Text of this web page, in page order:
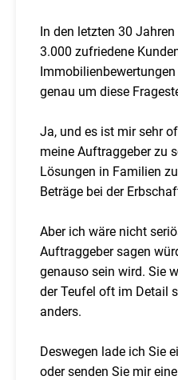
In den letzten 30
3.000 zufriedene
genau um diese
Ja, und es ist mir sehr
meine Auftraggeber zu
Lösungen in Familien
Beträge bei der
Aber ich wäre nicht
Auftraggeber sagen
genauso sein wird. Sie
der Teufel oft im Detail
anders.
Deswegen lade ich Sie
oder senden Sie mir